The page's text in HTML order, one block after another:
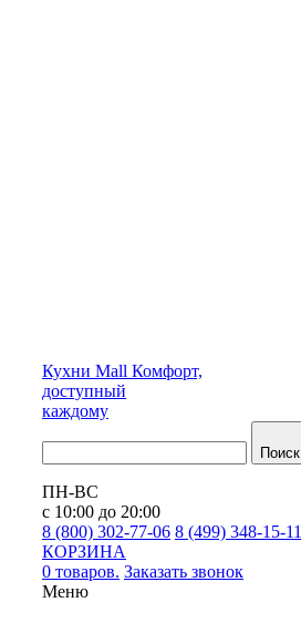
Кухни Mall Комфорт,
доступный
каждому
Поиск
ПН-ВС
с 10:00 до 20:00
8 (800) 302-77-06 8 (499) 348-15-11
КОРЗИНА
0 товаров. Заказать звонок
Меню